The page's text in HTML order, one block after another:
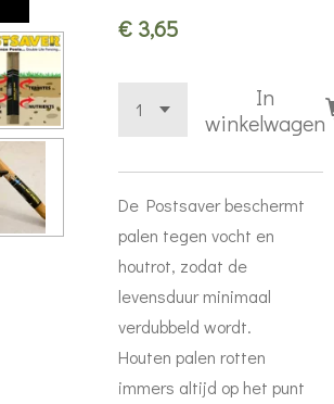
€ 3,65
In
winkelwagen
De Postsaver beschermt
palen tegen vocht en
houtrot, zodat de
levensduur minimaal
verdubbeld wordt.
Houten palen rotten
immers altijd op het punt